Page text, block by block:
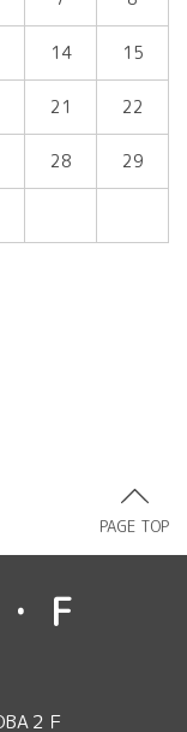
14 15
21 22
28 29
PAGE TOP
F
２Ｆ